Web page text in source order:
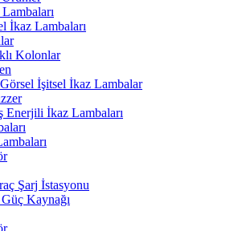
İkaz Lambaları
Kolonlar
İşitsel İkaz Lambalar
Enerjili İkaz Lambaları
Şarj İstasyonu
Kaynağı